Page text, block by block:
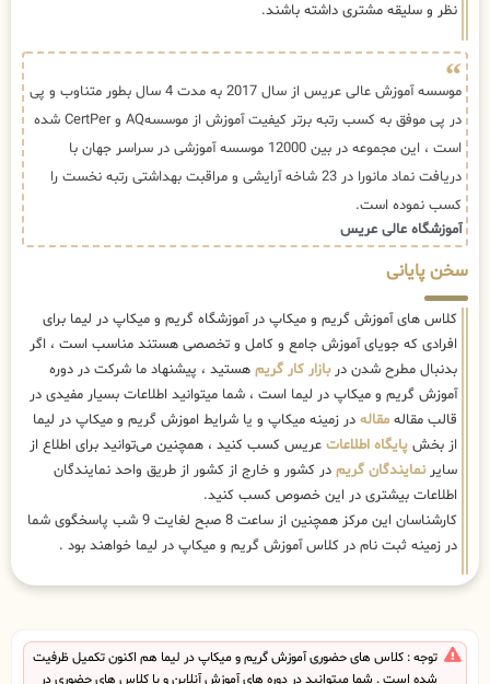
نظر و سلیقه مشتری داشته باشند.
موسسه آموزش عالی عریس از سال 2017 به مدت 4 سال بطور متناوب و پی
در پی موفق به کسب رتبه برتر کیفیت آموزش از موسسهAQ و CertPer شده
است ، این مجموعه در بین 12000 موسسه آموزشی در سراسر جهان با
دریافت نماد مانورا در 23 شاخه آرایشی و مراقبت بهداشتی رتبه نخست را
کسب نموده است.
آموزشگاه عالی عریس
سخن پایانی
کلاس های آموزش گریم و میکاپ در آموزشگاه گریم و میکاپ در لیما برای
افرادی که جویای آموزش جامع و کامل و تخصصی هستند مناسب است ، اگر
بدنبال مطرح شدن دربازار کار گریم هستید ، پیشنهاد ما شرکت در دوره
آموزش گریم و میکاپ در لیما است ، شما میتوانید اطلاعات بسیار مفیدی در
قالب مقاله مقاله در زمینه میکاپ و یا شرایط اموزش گریم و میکاپ در لیما
از بخش پایگاه اطلاعات عریس کسب کنید ، همچنین می‌توانید برای اطلاع از
سایرنمایندگان گریم در کشور و خارج از کشور از طریق واحد نمایندگان
اطلاعات بیشتری در این خصوص کسب کنید.
کارشناسان این مرکز همچنین از ساعت 8 صبح لغایت 9 شب پاسخگوی شما
در زمینه ثبت نام در کلاس آموزش گریم و میکاپ در لیما خواهند بود .
توجه : کلاس های حضوری آموزش گریم و میکاپ در لیما هم اکنون تکمیل ظرفیت
شده است . شما میتوانید در دوره های آموزش آنلاین و یا کلاس های حضوری در